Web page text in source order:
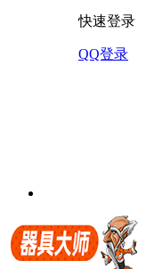
快速登录
QQ登录